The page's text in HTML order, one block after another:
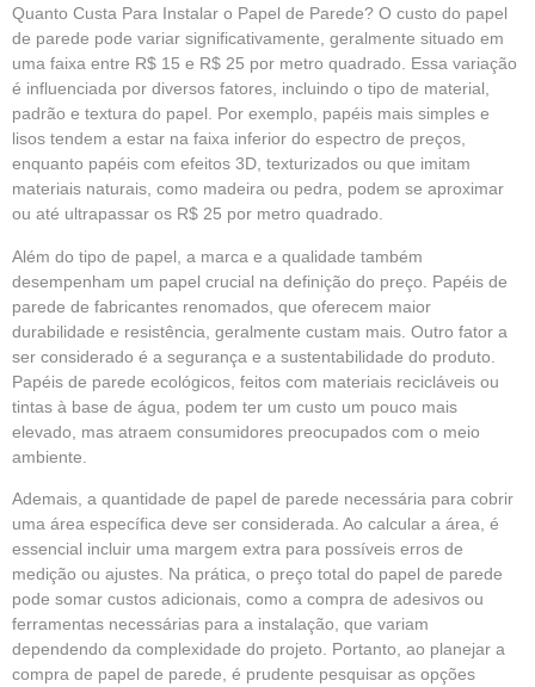
Quanto Custa Para Instalar o Papel de Parede? O custo do papel
de parede pode variar significativamente, geralmente situado em
uma faixa entre R$ 15 e R$ 25 por metro quadrado. Essa variação
é influenciada por diversos fatores, incluindo o tipo de material,
padrão e textura do papel. Por exemplo, papéis mais simples e
lisos tendem a estar na faixa inferior do espectro de preços,
enquanto papéis com efeitos 3D, texturizados ou que imitam
materiais naturais, como madeira ou pedra, podem se aproximar
ou até ultrapassar os R$ 25 por metro quadrado.
Além do tipo de papel, a marca e a qualidade também
desempenham um papel crucial na definição do preço. Papéis de
parede de fabricantes renomados, que oferecem maior
durabilidade e resistência, geralmente custam mais. Outro fator a
ser considerado é a segurança e a sustentabilidade do produto.
Papéis de parede ecológicos, feitos com materiais recicláveis ou
tintas à base de água, podem ter um custo um pouco mais
elevado, mas atraem consumidores preocupados com o meio
ambiente.
Ademais, a quantidade de papel de parede necessária para cobrir
uma área específica deve ser considerada. Ao calcular a área, é
essencial incluir uma margem extra para possíveis erros de
medição ou ajustes. Na prática, o preço total do papel de parede
pode somar custos adicionais, como a compra de adesivos ou
ferramentas necessárias para a instalação, que variam
dependendo da complexidade do projeto. Portanto, ao planejar a
compra de papel de parede, é prudente pesquisar as opções